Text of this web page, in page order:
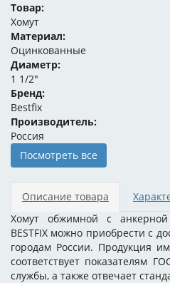
Товар:
Хомут
Материал:
Оцинкованные
Диаметр:
1 1/2"
Бренд:
Bestfix
Производитель:
Россия
Посмотреть все
Описание товара
Хомут обжимной с
BESTFIX можно приобрести с
городам России. Продукция
соответствует показателям
службы, а также отвечает